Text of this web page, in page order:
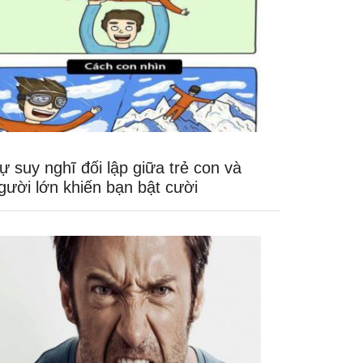
suy nghĩ đối lập giữa trẻ con và
lớn khiến bạn bật cười